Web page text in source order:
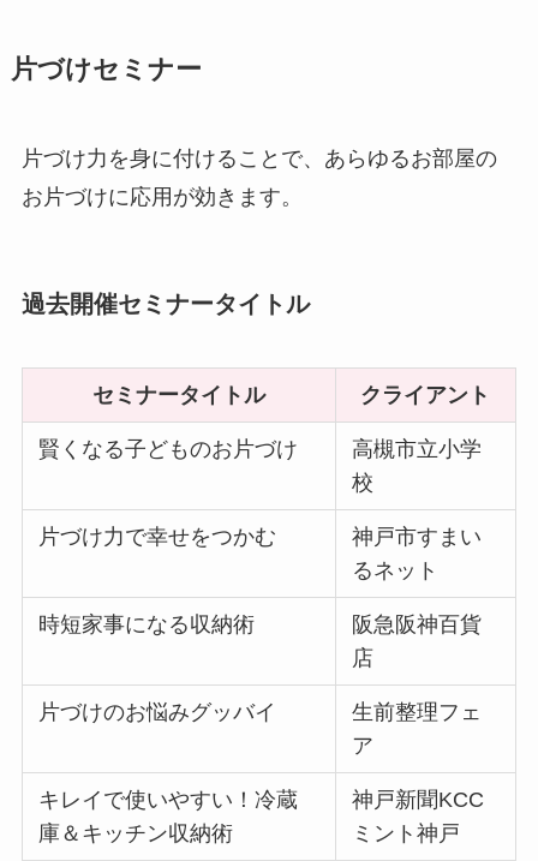
片づけセミナー
片づけ力を身に付けることで、あらゆるお部屋の
お片づけに応用が効きます。
過去開催セミナータイトル
セミナータイトル クライアント
賢くなる子どものお片づけ
高槻市立小学
校
片づけ力で幸せをつかむ
神戸市すまい
るネット
時短家事になる収納術
阪急阪神百貨
店
片づけのお悩みグッバイ
生前整理フェ
ア
キレイで使いやすい！冷蔵
庫＆キッチン収納術
神戸新聞KCC
ミント神戸